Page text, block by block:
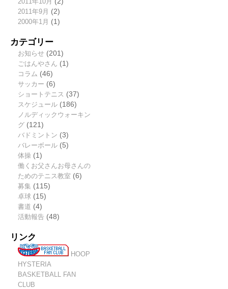
2011年9月 (2)
2000年1月 (1)
カテゴリー
お知らせ(201)
ごはんやさん (1)
コラム (46)
サッカー (6)
ショートテニス (37)
スケジュール(186)
ノルディックウォーキン
グ(121)
バドミントン (3)
バレーボール(5)
体操(1)
働くお父さんお母さんの
ためのテニス教室 (6)
募集 (115)
卓球 (15)
書道 (4)
活動報告(48)
リンク
HOOP
HYSTERIA
BASKETBALL FAN
CLUB